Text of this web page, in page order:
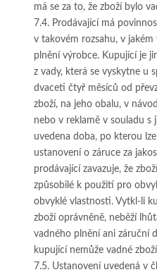
má se za to, že zboží bylo
7.4. Prodávající má
v takovém rozsahu, v
plnění výrobce. Kupující je
z vady, která se vyskytne u
dvaceti čtyř měsíců od
zboží, na jeho obalu, v
nebo v reklamě v souladu s
uvedena doba, po kterou
ustanovení o záruce za
prodávající zavazuje, že
způsobilé k použití pro
obvyklé vlastnosti. Vytkl-li
zboží oprávněně, neběží
vadného plnění ani záruční
kupující nemůže vadné
7.5. Ustanovení uvedená v